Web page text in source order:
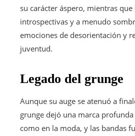
su carácter áspero, mientras que
introspectivas y a menudo
emociones de desorientación y
juventud.
Legado del grunge
Aunque su auge se atenuó a
grunge dejó una marca
como en la moda, y las bandas